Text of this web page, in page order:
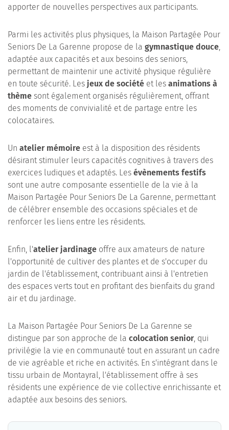
apporter de nouvelles perspectives aux participants.
Parmi les activités plus physiques, la Maison Partagée Pour
Seniors De La Garenne propose de la gymnastique douce,
adaptée aux capacités et aux besoins des seniors,
permettant de maintenir une activité physique régulière
en toute sécurité. Les jeux de société et les animations à
thème sont également organisés régulièrement, offrant
des moments de convivialité et de partage entre les
colocataires.
Un atelier mémoire est à la disposition des résidents
désirant stimuler leurs capacités cognitives à travers des
exercices ludiques et adaptés. Les évènements festifs
sont une autre composante essentielle de la vie à la
Maison Partagée Pour Seniors De La Garenne, permettant
de célébrer ensemble des occasions spéciales et de
renforcer les liens entre les résidents.
Enfin, l'atelier jardinage offre aux amateurs de nature
l'opportunité de cultiver des plantes et de s'occuper du
jardin de l'établissement, contribuant ainsi à l'entretien
des espaces verts tout en profitant des bienfaits du grand
air et du jardinage.
La Maison Partagée Pour Seniors De La Garenne se
distingue par son approche de la colocation senior, qui
privilégie la vie en communauté tout en assurant un cadre
de vie agréable et riche en activités. En s'intégrant dans le
tissu urbain de Montayral, l'établissement offre à ses
résidents une expérience de vie collective enrichissante et
adaptée aux besoins des seniors.